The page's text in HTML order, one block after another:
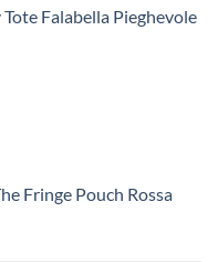
Falabella Pieghevole
Fringe Pouch Rossa